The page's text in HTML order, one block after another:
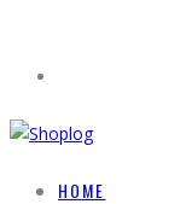
HOME